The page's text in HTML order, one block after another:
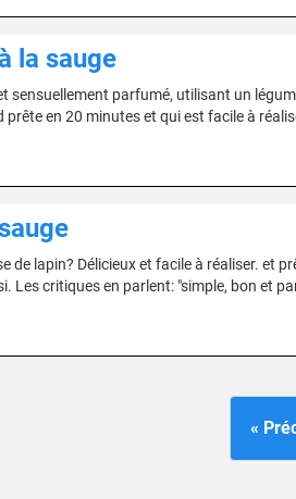
la sauge
sensuellement parfumé, utilisant un
en 20 minutes et qui est facile à
de lapin? Délicieux et facile à réaliser. et
Les critiques en parlent: "simple, bon et
«